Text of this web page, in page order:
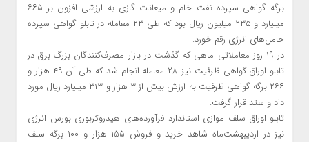
برگه گواهی سپرده نفت خام و میعانات گازی به ارزشی افزون بر ۶۶۵
میلیارد و ۲۳۵ میلیون ریال بود که طی ۲۳ معامله در تابلو گواهی سپرده
حامل‌های انرژی رقم خورد.
در ۱۹ روز معاملاتی ماهی که گذشت در بازار مصرف‌کنندگان بزرگ برق در
تابلو اوراق گواهی ظرفیت نیز ۲۸ معامله انجام شد که طی آن ۴۹ هزار و
۲۶۶ برگه گواهی ظرفیت به ارزش بیش از ۳ هزار و ۳۱۳ میلیارد ریال مورد
داد و ستد قرار گرفت.
تابلو اوراق سلف موازی استاندارد فرآورده‌های هیدروکربوری بورس انرژی
نیز در اردیبهشت‌ماه شاهد خرید و فروش ۱۵۵ هزار و ۱۰۰ برگه سلف